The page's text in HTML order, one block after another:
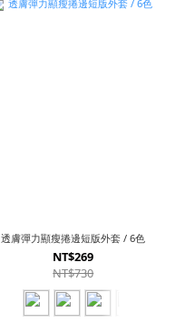
透膚彈力顯瘦捲邊短版外套 / 6色
NT$269
NT$730